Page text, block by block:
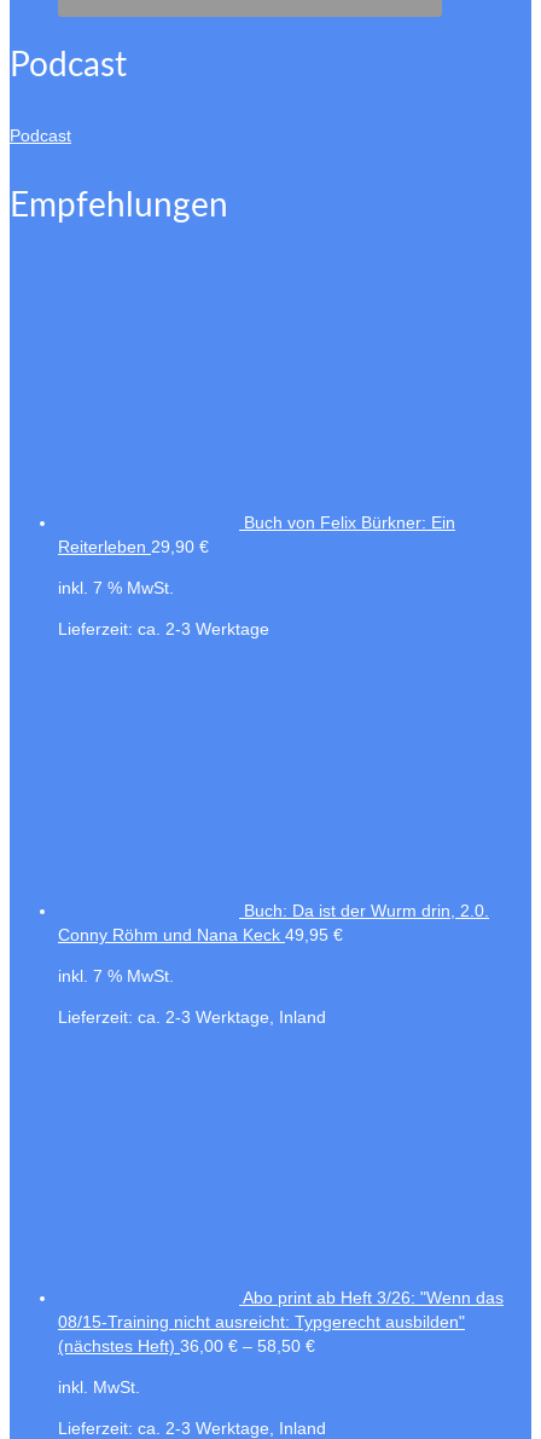
Podcast
Podcast
Empfehlungen
Buch von Felix Bürkner: Ein
Reiterleben 29,90 €
inkl. 7 % MwSt.
Lieferzeit: ca. 2-3 Werktage
Buch: Da ist der Wurm drin, 2.0.
Conny Röhm und Nana Keck 49,95 €
inkl. 7 % MwSt.
Lieferzeit: ca. 2-3 Werktage, Inland
Abo print ab Heft 3/26: "Wenn das
08/15-Training nicht ausreicht: Typgerecht ausbilden"
(nächstes Heft) 36,00 € – 58,50 €
inkl. MwSt.
Lieferzeit: ca. 2-3 Werktage, Inland